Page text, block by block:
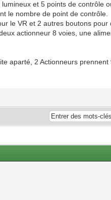
et 5 points de contrôle
le nombre de point de contrôle.
le VR et 2 autres boutons
actionneur 8 voies, une
aparté, 2 Actionneurs